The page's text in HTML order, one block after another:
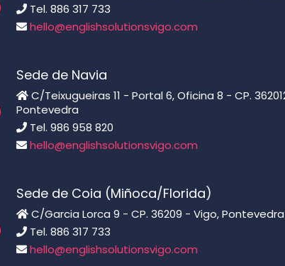
Tel. 886 317 733
hello@englishsolutionsvigo.com
Sede de Navia
C/Teixugueiras 11 - Portal 6, Oficina 8 - CP.
Pontevedra
Tel. 986 958 820
hello@englishsolutionsvigo.com
Sede de Coia (Miñoca/Florida)
C/Garcia Lorca 9 - CP. 36209 - Vigo, Pontevedra
Tel. 886 317 733
hello@englishsolutionsvigo.com